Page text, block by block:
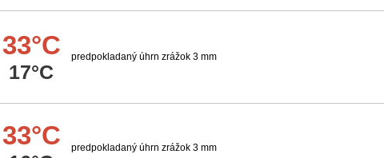
33°C
17°C
predpokladaný úhrn zrážok 3 mm
33°C predpokladaný úhrn zrážok 3 mm